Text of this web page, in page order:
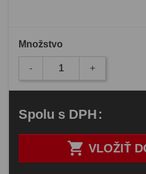
Množstvo
- +
 VLOŽIŤ
Spolu s DPH: